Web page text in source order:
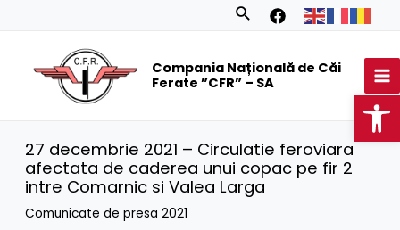
Search
Compania Națională de Căi
Ferate ”CFR” – SA
27 decembrie 2021 – Circulatie feroviara
afectata de caderea unui copac pe fir 2
intre Comarnic si Valea Larga
Comunicate de presa 2021